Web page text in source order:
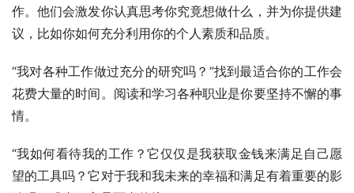
作。他们会激发你认真思考你究竟想做什么，并为你提供建
议，比如你如何充分利用你的个人素质和品质。
“我对各种工作做过充分的研究吗？”找到最适合你的工作会
花费大量的时间。阅读和学习各种职业是你要坚持不懈的事
情。
“我如何看待我的工作？它仅仅是我获取金钱来满足自己愿
望的工具吗？它对于我和我未来的幸福和满足有着重要的影